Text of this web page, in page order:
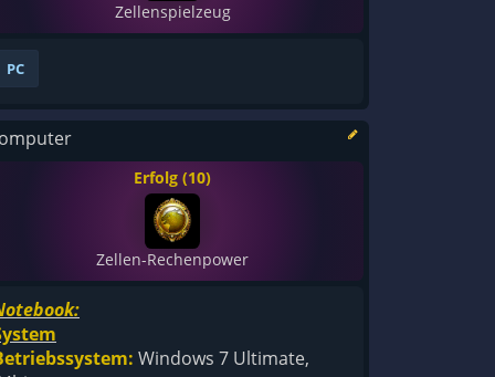
Zellenspielzeug
PC
Erfolg (10)
Zellen-Rechenpower
Windows 7 Ultimate,